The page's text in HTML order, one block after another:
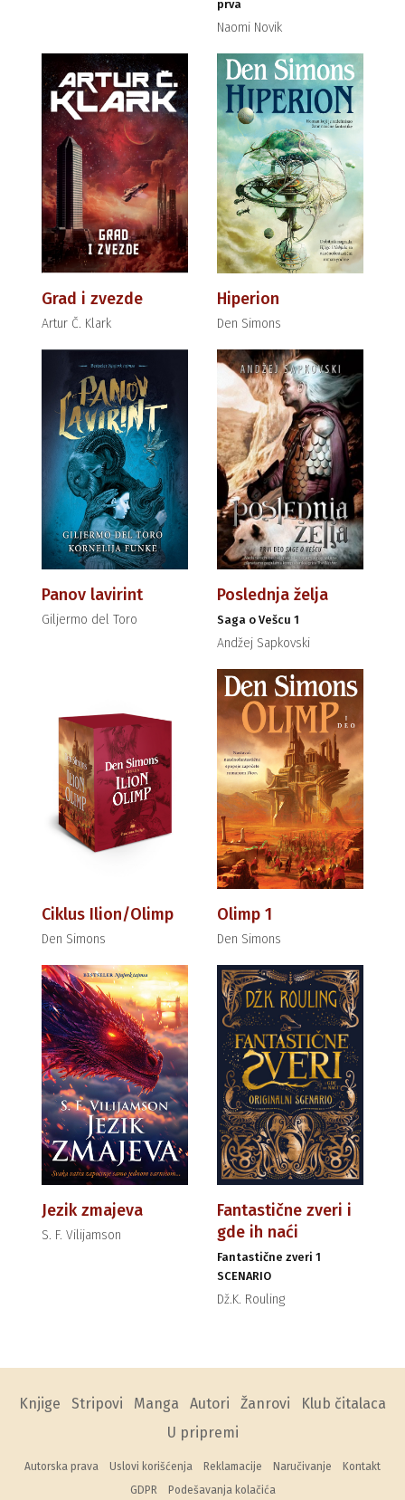
prva
Naomi Novik
Grad i zvezde
Artur Č. Klark
Hiperion
Den Simons
Panov lavirint
Giljermo del Toro
Poslednja želja
Saga o Vešcu 1
Andžej Sapkovski
Ciklus Ilion/Olimp
Den Simons
Olimp 1
Den Simons
Jezik zmajeva
S. F. Vilijamson
Fantastične zveri i
gde ih naći
Fantastične zveri 1
SCENARIO
Dž.K. Rouling
Knjige Stripovi Manga Autori Žanrovi
Klub čitalaca
U pripremi
Autorska prava Uslovi korišćenja Reklamacije Naručivanje
Kontakt
GDPR
Podešavanja kolačića